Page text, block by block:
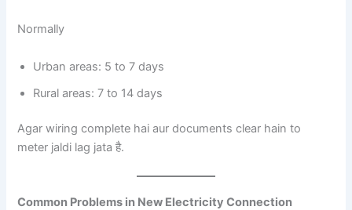
Normally
Urban areas: 5 to 7 days
Rural areas: 7 to 14 days
Agar wiring complete hai aur documents clear hain to
meter jaldi lag jata है.
Common Problems in New Electricity Connection